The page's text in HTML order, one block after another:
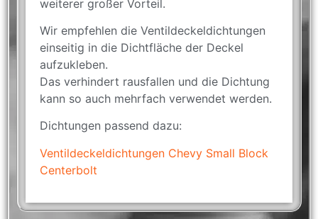
weiterer großer Vorteil.
Wir empfehlen die Ventildeckeldichtungen
einseitig in die Dichtfläche der Deckel
aufzukleben.
Das verhindert rausfallen und die Dichtung
kann so auch mehrfach verwendet werden.
Dichtungen passend dazu:
Ventildeckeldichtungen Chevy Small Block
Centerbolt